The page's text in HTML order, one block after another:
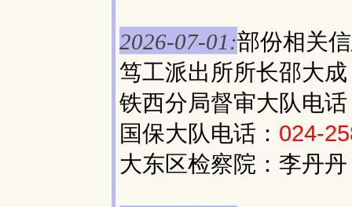
2026-07-01:部份相关
笃工派出所所长邵大
铁西分局督审大队电
国保大队电话： 024-
大东区检察院：李丹丹